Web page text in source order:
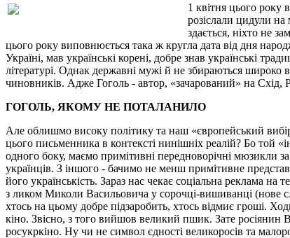
1 квітня цього року
розіслали цидули
здається, ніхто не
цього року виповнюється така ж кругла дата від дня
Україні, мав українські корені, добре знав українські
літературі. Однак державні мужі й не збираються широко
чиновників. Адже Гоголь - автор, «зачарований» на Схід,
ГОГОЛЬ, ЯКОМУ НЕ ПОТАЛАНИЛО
Але облишмо високу політику та наш «європейський
цього письменника в контексті нинішніх реалій? Бо той
одного боку, маємо примітивні передноворічні мюзикли
українців. З іншого - бачимо не менш примітивне
його українськість. Зараз нас чекає соціальна реклама
з ликом Миколи Васильовича у сорочці-вишиванці (нове
хтось на цьому добре підзаробить, хтось відмиє гроші.
кіно. Звісно, з того вийшов великий пшик. Зате росіянин
росукркіно. Ну чи не символ єдності великоросів та